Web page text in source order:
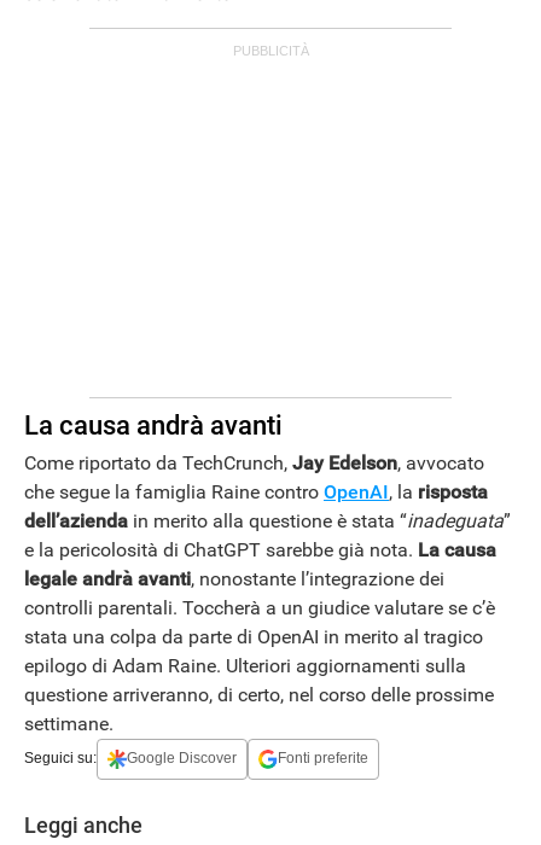
La causa andrà avanti
Come riportato da TechCrunch, Jay Edelson, avvocato
che segue la famiglia Raine contro OpenAI, la risposta
dell’azienda in merito alla questione è stata “inadeguata”
e la pericolosità di ChatGPT sarebbe già nota. La causa
legale andrà avanti, nonostante l’integrazione dei
controlli parentali. Toccherà a un giudice valutare se c’è
stata una colpa da parte di OpenAI in merito al tragico
epilogo di Adam Raine. Ulteriori aggiornamenti sulla
questione arriveranno, di certo, nel corso delle prossime
settimane.
Seguici su: Google Discover Fonti preferite
Leggi anche